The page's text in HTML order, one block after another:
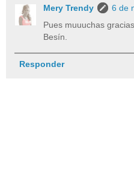
Mery Trendy
6 de
Pues muuuchas
Besín.
Responder